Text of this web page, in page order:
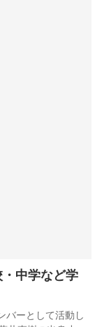
中学など学
バーとして活動し